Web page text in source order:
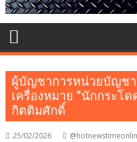
ผู้บัญชาการหน่วยบัญชา
เครื่องหมาย “นักกระโ
กิตติมศักดิ์
25/02/2026